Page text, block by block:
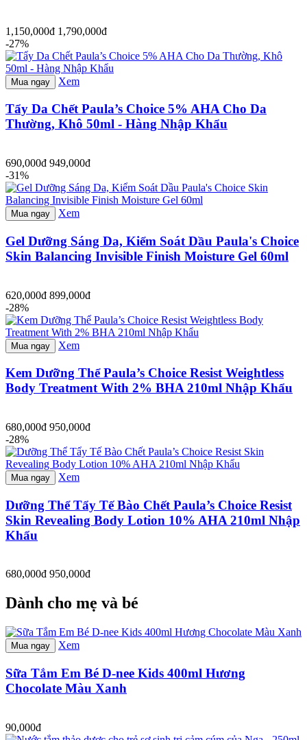
1,150,000đ 1,790,000đ
-27%
Mua ngay Xem
Tẩy Da Chết Paula’s Choice 5% AHA Cho Da
Thường, Khô 50ml - Hàng Nhập Khẩu
690,000đ 949,000đ
-31%
Mua ngay Xem
Gel Dưỡng Sáng Da, Kiểm Soát Dầu Paula's Choice
Skin Balancing Invisible Finish Moisture Gel 60ml
620,000đ 899,000đ
-28%
Mua ngay Xem
Kem Dưỡng Thể Paula’s Choice Resist Weightless
Body Treatment With 2% BHA 210ml Nhập Khẩu
680,000đ 950,000đ
-28%
Mua ngay Xem
Dưỡng Thể Tẩy Tế Bào Chết Paula’s Choice Resist
Skin Revealing Body Lotion 10% AHA 210ml Nhập
Khẩu
680,000đ 950,000đ
Dành cho mẹ và bé
Mua ngay Xem
Sữa Tắm Em Bé D-nee Kids 400ml Hương
Chocolate Màu Xanh
90,000đ